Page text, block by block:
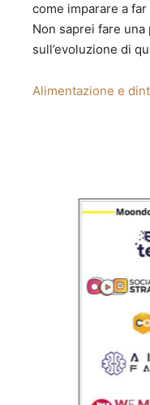
come imparare a far
Non saprei fare
sull’evoluzione di
Alimentazione e